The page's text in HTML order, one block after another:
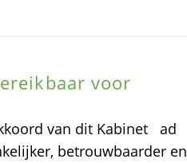
voor
van dit Kabinet ad
betrouwbaarder en